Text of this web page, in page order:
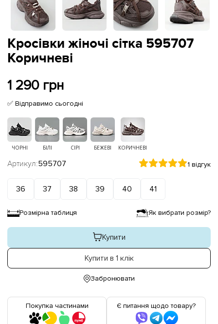
Кросівки жіночі сітка 595707
Коричневі
1 290 грн
✅ Відправимо сьогодні
ЧОРНІ БІЛІ СІРІ БЕЖЕВІ КОРИЧНЕВІ
Артикул:595707 1 відгук
36 37 38 39 40 41
Розмірна таблиця Як вибрати розмір?
Купити
Купити в 1 клік
Забронювати
Покупка частинами Є питання щодо товару?